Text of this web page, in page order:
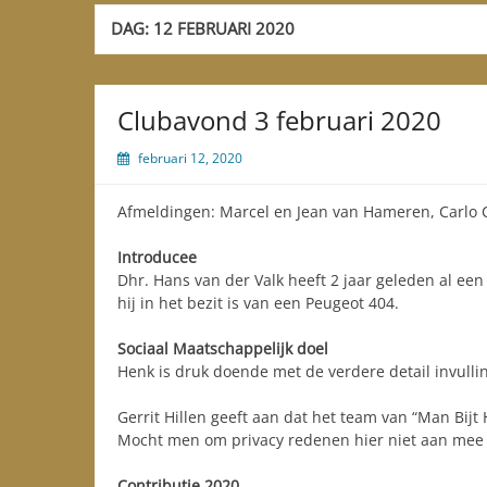
DAG: 12 FEBRUARI 2020
Clubavond 3 februari 2020
februari 12, 2020
Afmeldingen: Marcel en Jean van Hameren, Carlo
Introducee
Dhr. Hans van der Valk heeft 2 jaar geleden al
hij in het bezit is van een Peugeot 404.
Sociaal Maatschappelijk doel
Henk is druk doende met de verdere detail
Gerrit Hillen geeft aan dat het team van “Man
Mocht men om privacy redenen hier niet aan